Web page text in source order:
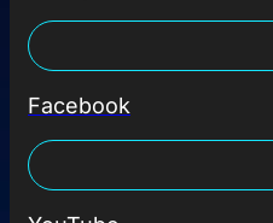
Facebook